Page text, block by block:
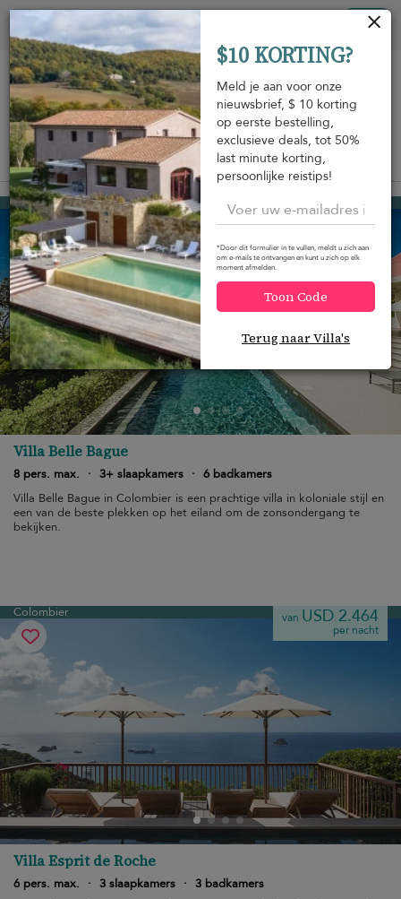
Bekijk op de kaart
Colombier vanUSD 2.300
Villa Belle Bague
8 pers. max. · 3+ slaapkamers · 6 badkamers
Villa Belle Bague in Colombier is een prachtige villa in koloniale stijl en
een van de beste plekken op het eiland om de zonsondergang te
bekijken.
Colombier van USD 2.464
per nacht
Villa Esprit de Roche
6 pers. max. · 3 slaapkamers · 3 badkamers
$10 KORTING?
Meld je aan voor onze
nieuwsbrief, $ 10 korting
op eerste bestelling,
exclusieve deals, tot 50%
last minute korting,
persoonlijke reistips!
*Door dit formulier in te vullen, meldt u zich aan
om e-mails te ontvangen en kunt u zich op elk
moment afmelden.
Toon Code
Terug naar Villa's
Cookies beheer paneel